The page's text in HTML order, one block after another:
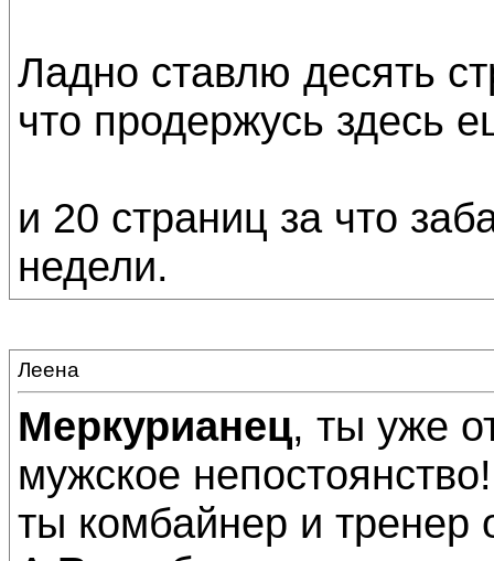
Ладно ставлю десять
что продержусь здесь
и 20 страниц за что
недели.
Леена
Меркурианец, ты уже
мужское
ты комбайнер и тренер